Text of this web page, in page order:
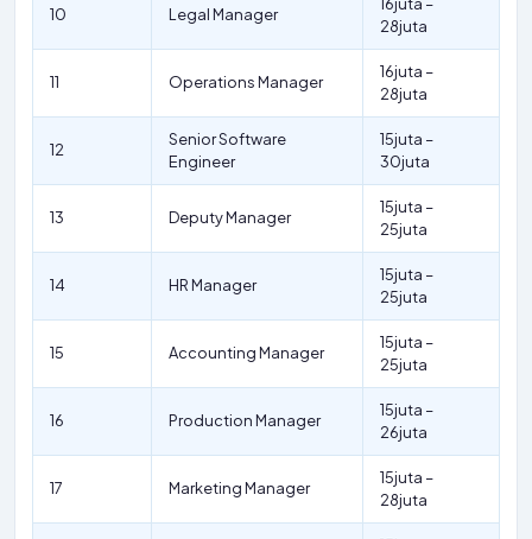
10 Legal Manager
28juta
11 Operations Manager
16juta –
28juta
12
Senior Software
Engineer
15juta –
30juta
13 Deputy Manager
15juta –
25juta
14 HR Manager
15juta –
25juta
15 Accounting Manager
15juta –
25juta
16 Production Manager
15juta –
26juta
17 Marketing Manager
15juta –
28juta